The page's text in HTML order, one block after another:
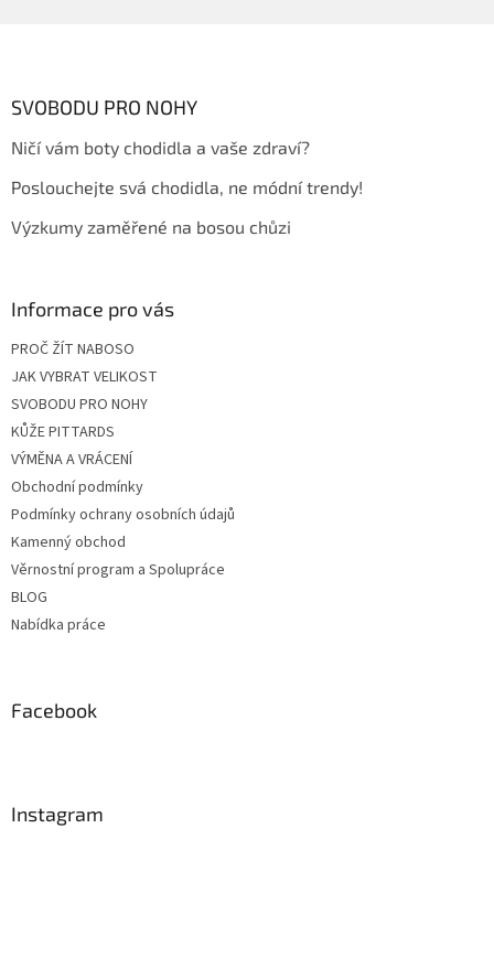
SVOBODU PRO NOHY
Ničí vám boty chodidla a vaše zdraví?
Poslouchejte svá chodidla, ne módní trendy!
Výzkumy zaměřené na bosou chůzi
Informace pro vás
PROČ ŽÍT NABOSO
JAK VYBRAT VELIKOST
SVOBODU PRO NOHY
KŮŽE PITTARDS
VÝMĚNA A VRÁCENÍ
Obchodní podmínky
Podmínky ochrany osobních údajů
Kamenný obchod
Věrnostní program a Spolupráce
BLOG
Nabídka práce
Facebook
Instagram